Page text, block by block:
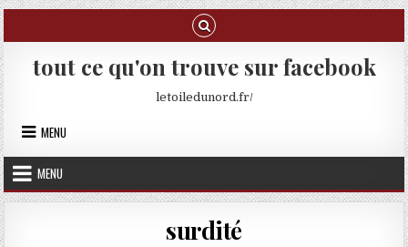
Skip to content
tout ce qu'on trouve sur facebook
letoiledunord.fr/
MENU
MENU
surdité